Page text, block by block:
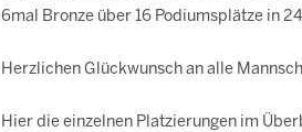
6mal Bronze über 16 Podiumsplätze in
Herzlichen Glückwunsch an alle
Hier die einzelnen Platzierungen im